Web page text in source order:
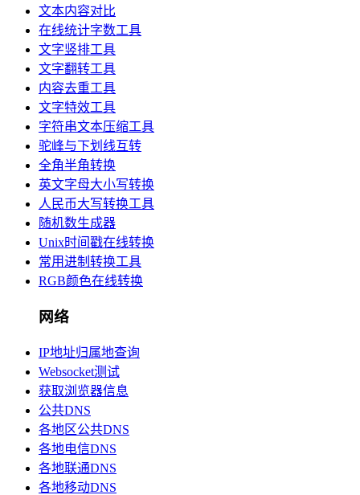
文本内容对比
在线统计字数工具
文字竖排工具
文字翻转工具
内容去重工具
文字特效工具
字符串文本压缩工具
驼峰与下划线互转
全角半角转换
英文字母大小写转换
人民币大写转换工具
随机数生成器
Unix时间戳在线转换
常用进制转换工具
RGB颜色在线转换
网络
IP地址归属地查询
Websocket测试
获取浏览器信息
公共DNS
各地区公共DNS
各地电信DNS
各地联通DNS
各地移动DNS